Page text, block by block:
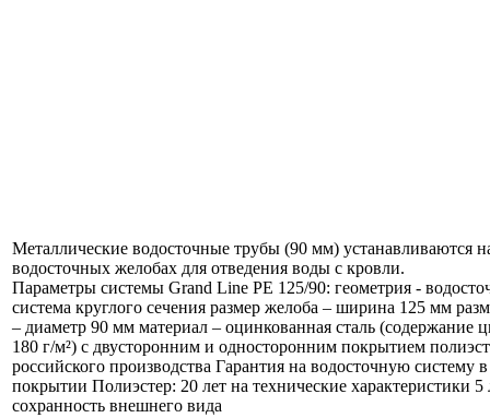
Металлические водосточные трубы (90 мм) устанавливаются
водосточных желобах для отведения воды с кровли.
Параметры системы Grand Line PE 125/90: геометрия -
система круглого сечения размер желоба – ширина 125 мм
– диаметр 90 мм материал – оцинкованная сталь (содержание
180 г/м²) с двусторонним и односторонним покрытием
российского производства Гарантия на водосточную систему в
покрытии Полиэстер: 20 лет на технические характеристики 5
сохранность внешнего вида